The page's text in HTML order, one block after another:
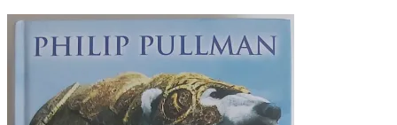
pris
var:
kr. 45.00.
pris
er:
kr. 22.50.